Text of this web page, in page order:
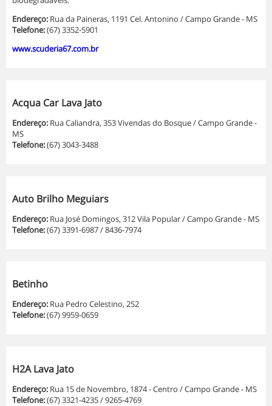
Endereço: Rua da Paineras, 1191 Cel. Antonino / Campo Grande - MS
Telefone:(67) 3352-5901
www.scuderia67.com.br
Acqua Car Lava Jato
Endereço: Rua Caliandra, 353 Vivendas do Bosque / Campo Grande -
MS
Telefone:(67) 3043-3488
Auto Brilho Meguiars
Endereço: Rua José Domingos, 312 Vila Popular / Campo Grande - MS
Telefone:(67) 3391-6987 / 8436-7974
Betinho
Endereço: Rua Pedro Celestino, 252
Telefone:(67) 9959-0659
H2A Lava Jato
Endereço: Rua 15 de Novembro, 1874 - Centro / Campo Grande - MS
Telefone:(67) 3321-4235 / 9265-4769